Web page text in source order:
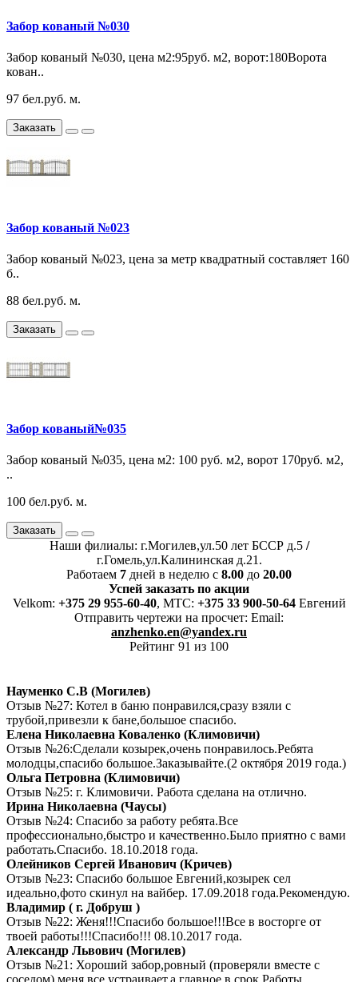
Забор кованый №030
Забор кованый №030, цена м2:95руб. м2, ворот:180Ворота
кован..
97 бел.руб. м.
Заказать
Забор кованый №023
Забор кованый №023, цена за метр квадратный составляет 160
б..
88 бел.руб. м.
Заказать
Забор кованый№035
Забор кованый №035, цена м2: 100 руб. м2, ворот 170руб. м2,
..
100 бел.руб. м.
Заказать
Наши филиалы: г.Могилев,ул.50 лет БССР д.5 /
г.Гомель,ул.Калининская д.21.
Работаем 7 дней в неделю с 8.00 до 20.00
Успей заказать по акции
Velkom: +375 29 955-60-40, MTC: +375 33 900-50-64Евгений
Отправить чертежи на просчет: Email:
anzhenko.en@yandex.ru
Рейтинг 91 из 100
Науменко С.В (Могилев)
Отзыв №27: Котел в баню понравился,сразу взяли с
трубой,привезли к бане,большое спасибо.
Елена Николаевна Коваленко (Климовичи)
Отзыв №26:Сделали козырек,очень понравилось.Ребята
молодцы,спасибо большое.Заказывайте.(2 октября 2019 года.)
Ольга Петровна (Климовичи)
Отзыв №25: г. Климовичи. Работа сделана на отлично.
Ирина Николаевна (Чаусы)
Отзыв №24: Спасибо за работу ребята.Все
профессионально,быстро и качественно.Было приятно с вами
работать.Спасибо. 18.10.2018 года.
Олейников Сергей Иванович (Кричев)
Отзыв №23: Спасибо большое Евгений,козырек сел
идеально,фото скинул на вайбер. 17.09.2018 года.Рекомендую.
Владимир ( г. Добруш )
Отзыв №22: Женя!!!Спасибо большое!!!Все в восторге от
твоей работы!!!Спасибо!!! 08.10.2017 года.
Александр Львович (Могилев)
Отзыв №21: Хороший забор,ровный (проверяли вместе с